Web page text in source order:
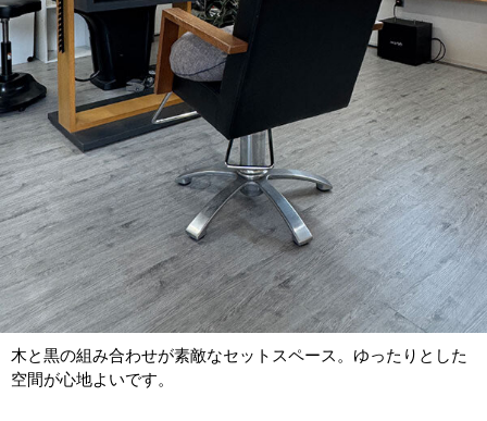
木と黒の組み合わせが素敵なセットスペース。ゆったりとした
空間が心地よいです。